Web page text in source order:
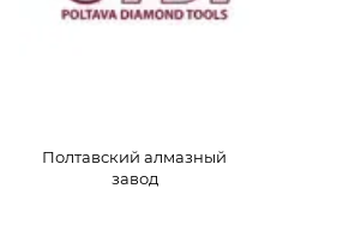
Полтавский алмазный
завод